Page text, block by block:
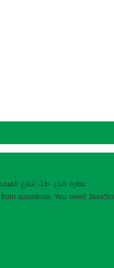
عمارة البدر، ط1، شارع المبعدین، البالوع، البیرة – فلســـطین ص.ب: 353
spambots. You need